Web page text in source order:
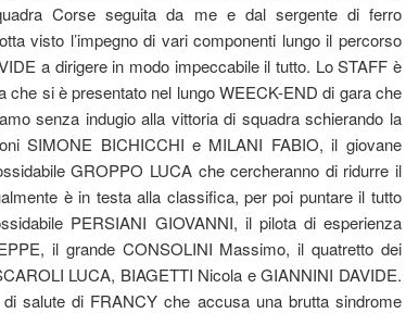
Corse seguita da me e dal sergente di ferro
visto l’impegno di vari componenti lungo il percorso
a dirigere in modo impeccabile il tutto. Lo STAFF è
che si è presentato nel lungo WEECK-END di gara che
senza indugio alla vittoria di squadra schierando la
SIMONE BICHICCHI e MILANI FABIO, il giovane
GROPPO LUCA che cercheranno di ridurre il
è in testa alla classifica, per poi puntare il tutto
PERSIANI GIOVANNI, il pilota di esperienza
il grande CONSOLINI Massimo, il quatretto dei
LUCA, BIAGETTI Nicola e GIANNINI DAVIDE.
salute di FRANCY che accusa una brutta sindrome